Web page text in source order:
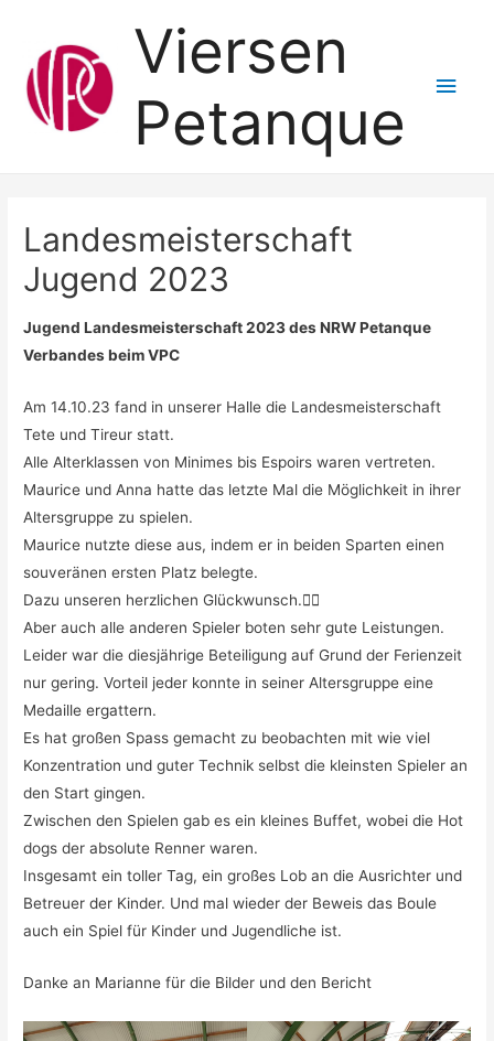
Viersen
Petanque
Landesmeisterschaft
Jugend 2023
Jugend Landesmeisterschaft 2023 des NRW Petanque
Verbandes beim VPC
Am 14.10.23 fand in unserer Halle die Landesmeisterschaft
Tete und Tireur statt.
Alle Alterklassen von Minimes bis Espoirs waren vertreten.
Maurice und Anna hatte das letzte Mal die Möglichkeit in ihrer
Altersgruppe zu spielen.
Maurice nutzte diese aus, indem er in beiden Sparten einen
souveränen ersten Platz belegte.
Dazu unseren herzlichen Glückwunsch.🙋‍♀️
Aber auch alle anderen Spieler boten sehr gute Leistungen.
Leider war die diesjährige Beteiligung auf Grund der Ferienzeit
nur gering. Vorteil jeder konnte in seiner Altersgruppe eine
Medaille ergattern.
Es hat großen Spass gemacht zu beobachten mit wie viel
Konzentration und guter Technik selbst die kleinsten Spieler an
den Start gingen.
Zwischen den Spielen gab es ein kleines Buffet, wobei die Hot
dogs der absolute Renner waren.
Insgesamt ein toller Tag, ein großes Lob an die Ausrichter und
Betreuer der Kinder. Und mal wieder der Beweis das Boule
auch ein Spiel für Kinder und Jugendliche ist.
Danke an Marianne für die Bilder und den Bericht